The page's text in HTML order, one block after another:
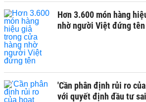
Hơn 3.600 món hàng
nhờ người Việt đứng tên
'Cần phân định rủi ro
với quyết định đầu tư